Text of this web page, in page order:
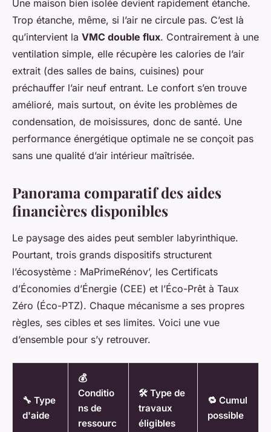
Une maison bien isolée devient rapidement étanche.
Trop étanche, même, si l’air ne circule pas. C’est là
qu’intervient la VMC double flux. Contrairement à une
ventilation simple, elle récupère les calories de l’air
extrait (des salles de bains, cuisines) pour
préchauffer l’air neuf entrant. Le confort s’en trouve
amélioré, mais surtout, on évite les problèmes de
condensation, de moisissures, donc de santé. Une
performance énergétique optimale ne se conçoit pas
sans une qualité d’air intérieur maîtrisée.
Panorama comparatif des aides
financières disponibles
Le paysage des aides peut sembler labyrinthique.
Pourtant, trois grands dispositifs structurent
l’écosystème : MaPrimeRénov’, les Certificats
d’Économies d’Énergie (CEE) et l’Éco-Prêt à Taux
Zéro (Éco-PTZ). Chaque mécanisme a ses propres
règles, ses cibles et ses limites. Voici une vue
d’ensemble pour s’y retrouver.
🔧 Type
d'aide
💰
Conditio
ns de
ressourc
🛠️ Type de
travaux
éligibles
🔁 Cumul
possible